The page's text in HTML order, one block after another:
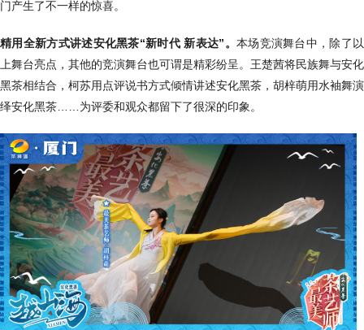
门产生了不一样的惊喜。
精用全新方式讲述安化黑茶“新时代 新表达”。 本场竞演舞台中，除了以
上舞台亮点，其他的竞演舞台也可谓是精彩纷呈。王楚茜将民族舞与安化
黑茶相结合，柯苏用点评说书方式倾情讲述安化黑茶，胡梓萌用水袖舞演
绎安化黑茶……为评委和观众都留下了很深的印象。